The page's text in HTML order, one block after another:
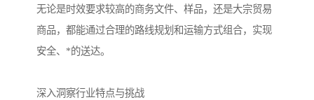
无论是时效要求较高的商务文件、样品，还是大宗贸易
商品，都能通过合理的路线规划和运输方式组合，实现
安全、*的送达。
深入洞察行业特点与挑战